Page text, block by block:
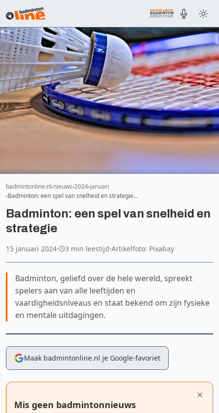
badmintonline.nl nieuws 2024 januari
Badminton: een spel van snelheid en strategie…
Badminton: een spel van snelheid en
strategie
15 januari 2024· 3 min leestijd·Artikelfoto: Pixabay
Badminton, geliefd over de hele wereld, spreekt
spelers aan van alle leeftijden en
vaardigheidsniveaus en staat bekend om zijn fysieke
en mentale uitdagingen.
Maak badmintonline.nl je Google-favoriet
Mis geen badmintonnieuws